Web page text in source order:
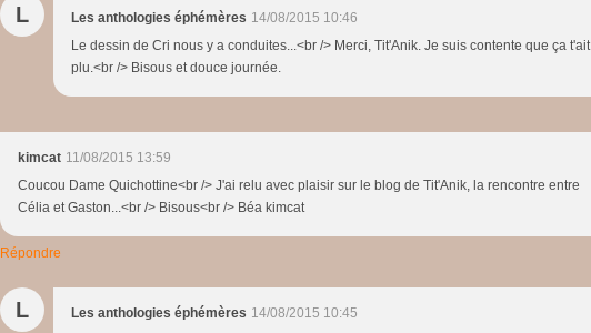
L Les anthologies éphémères 14/08/2015 10:46
Le dessin de Cri nous y a conduites...<br /> Merci, Tit'Anik. Je suis contente que ça t'ait
plu.<br /> Bisous et douce journée.
kimcat 11/08/2015 13:59
Coucou Dame Quichottine<br /> J'ai relu avec plaisir sur le blog de Tit'Anik, la rencontre entre
Célia et Gaston...<br /> Bisous<br /> Béa kimcat
Répondre
L Les anthologies éphémères 14/08/2015 10:45